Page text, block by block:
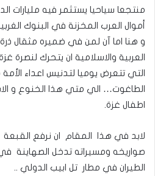
منتجعا سياحيا يستثمر فيه مليارات
أموال العرب المخزنة في البنوك
و هنا اما آن لمن في ضميره مثقال ذرة
العربية والاسلامية ان يتحرك لنصرة
التي تتعرض يوميا لتدنيس اعداء
الطاغوت… الي متي هذا الخنوع و
اطفال غزة.
لابد في هذا المقام ان نرفع
صواريخه ومسيراته تدخل الصهاينة
الطيران في مطار تل ابيب الدولي ..